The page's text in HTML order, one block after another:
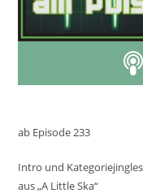
ab Episode 233
Intro und Kategoriejingles
aus „A Little Ska“